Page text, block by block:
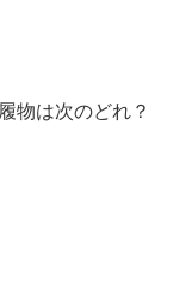
物は次のどれ？